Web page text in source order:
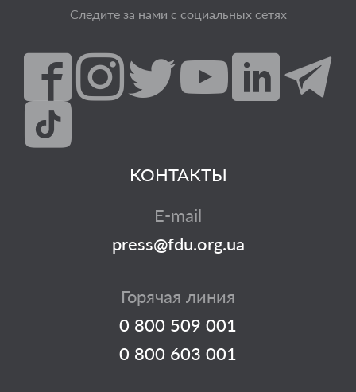
Следите за нами с социальных сетях
КОНТАКТЫ
E-mail
press@fdu.org.ua
Горячая линия
0 800 509 001
0 800 603 001